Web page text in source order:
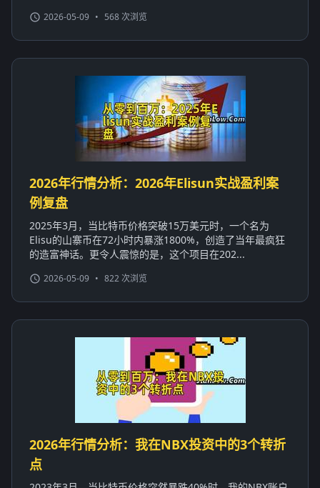
2026-05-09 • 568 次浏览
2026年行情分析：2026年Elisun实战盈利案
例复盘
2025年3月，当比特币价格突破15万美元时，一个名为
Elisu的山寨币在72小时内暴涨1800%，创造了当年最疯狂
的造富神话。更令人震惊的是，这个项目在202...
2026-05-09 • 822 次浏览
2026年行情分析：我在NBX投资中的3个转折
点